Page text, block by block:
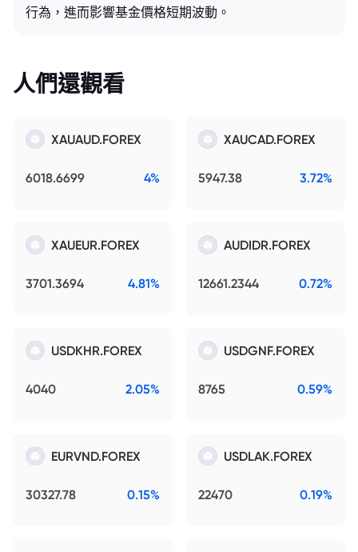
行為，進而影響基金價格短期波動。
人們還觀看
XAUAUD.FOREX
6018.6699 4%
XAUCAD.FOREX
5947.38 3.72%
XAUEUR.FOREX
3701.3694 4.81%
AUDIDR.FOREX
12661.2344 0.72%
USDKHR.FOREX
4040 2.05%
USDGNF.FOREX
8765 0.59%
EURVND.FOREX
30327.78 0.15%
USDLAK.FOREX
22470 0.19%